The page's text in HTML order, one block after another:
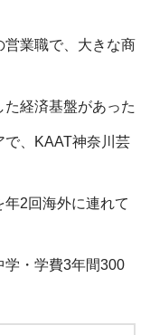
営業職で、大きな商
経済基盤があった
で、KAAT神奈川芸
2回海外に連れて
学・学費3年間300